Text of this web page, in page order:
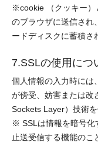
※cookie （クッキー）
のブラウザに送信され
ードディスクに蓄積さ
7.SSLの使用につ
個人情報の入力時には
が傍受、妨害または改
Sockets Layer）技術を
※ SSLは情報を暗号化
止送受信する機能の